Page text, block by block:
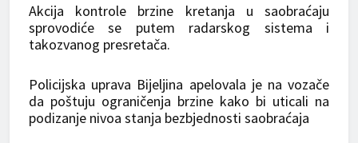
Akcija kontrole brzine kretanja u saobraćaju
sprovodiće se putem radarskog sistema i
takozvanog presretača.
Policijska uprava Bijeljina apelovala je na vozače
da poštuju ograničenja brzine kako bi uticali na
podizanje nivoa stanja bezbjednosti saobraćaja